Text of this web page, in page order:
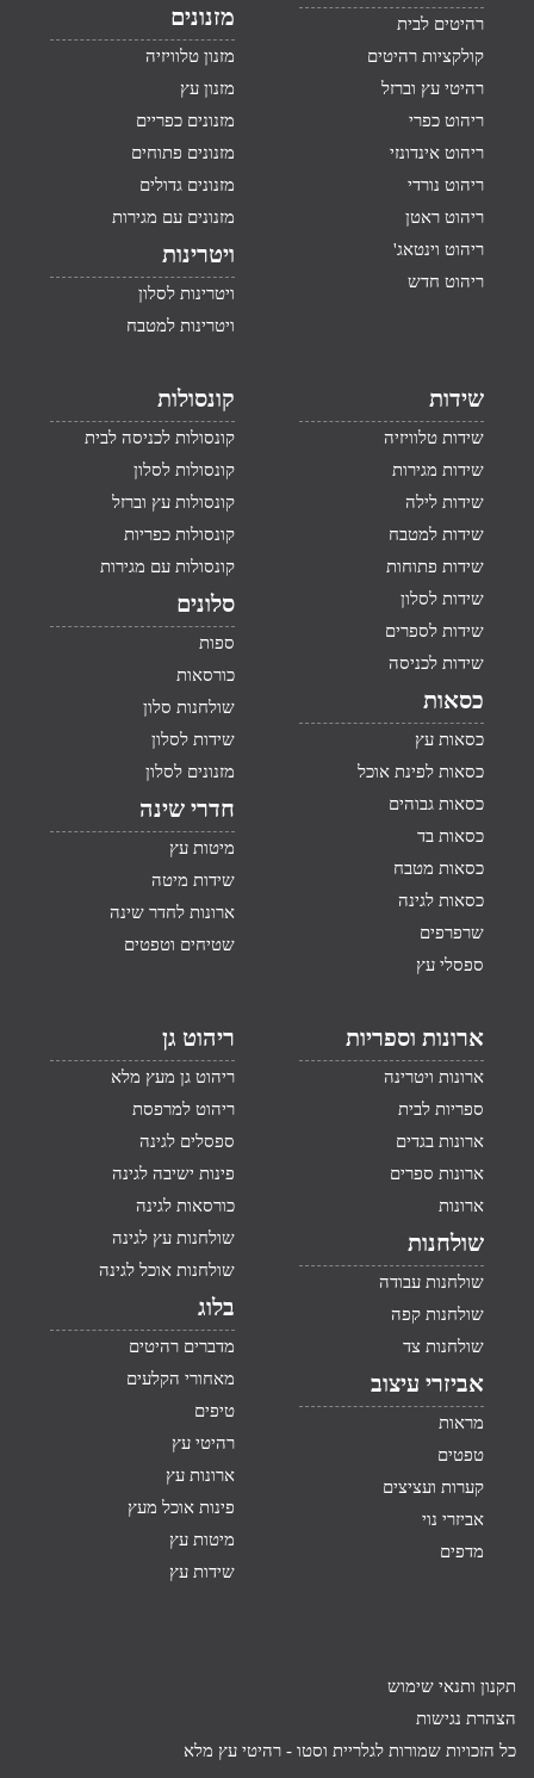
רהיטים לבית
קולקציות רהיטים
רהיטי עץ וברזל
ריהוט כפרי
ריהוט אינדונזי
ריהוט נורדי
ריהוט ראטן
ריהוט וינטאג'
ריהוט חדש
מזנונים
מזנון טלוויזיה
מזנון עץ
מזנונים כפריים
מזנונים פתוחים
מזנונים גדולים
מזנונים עם מגירות
ויטרינות
ויטרינות לסלון
ויטרינות למטבח
שידות
שידות טלוויזיה
שידות מגירות
שידות לילה
שידות למטבח
שידות פתוחות
שידות לסלון
שידות לספרים
שידות לכניסה
כסאות
כסאות עץ
כסאות לפינת אוכל
כסאות גבוהים
כסאות בד
כסאות מטבח
כסאות לגינה
שרפרפים
ספסלי עץ
קונסולות
קונסולות לכניסה לבית
קונסולות לסלון
קונסולות עץ וברזל
קונסולות כפריות
קונסולות עם מגירות
סלונים
ספות
כורסאות
שולחנות סלון
שידות לסלון
מזנונים לסלון
חדרי שינה
מיטות עץ
שידות מיטה
ארונות לחדר שינה
שטיחים וטפטים
ארונות וספריות
ארונות ויטרינה
ספריות לבית
ארונות בגדים
ארונות ספרים
ארונות
שולחנות
שולחנות עבודה
שולחנות קפה
שולחנות צד
אביזרי עיצוב
מראות
טפטים
קערות ועציצים
אביזרי נוי
מדפים
ריהוט גן
ריהוט גן מעץ מלא
ריהוט למרפסת
ספסלים לגינה
פינות ישיבה לגינה
כורסאות לגינה
שולחנות עץ לגינה
שולחנות אוכל לגינה
בלוג
מדברים רהיטים
מאחורי הקלעים
טיפים
רהיטי עץ
ארונות עץ
פינות אוכל מעץ
מיטות עץ
שידות עץ
תקנון ותנאי שימוש
הצהרת נגישות
כל הזכויות שמורות לגלריית וסטו - רהיטי עץ מלא